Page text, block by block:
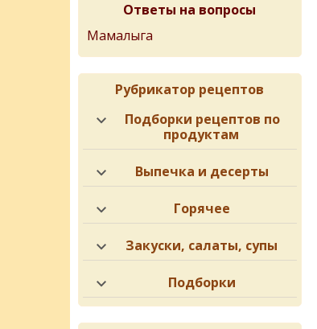
Ответы на вопросы
Мамалыга
Рубрикатор рецептов
Подборки рецептов по
продуктам
Выпечка и десерты
Горячее
Закуски, салаты, супы
Подборки